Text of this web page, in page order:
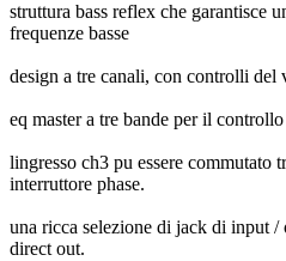
struttura bass reflex che garantisce
frequenze basse
design a tre canali, con controlli del
eq master a tre bande per il
lingresso ch3 pu essere commutato
interruttore phase.
una ricca selezione di jack di input
direct out.